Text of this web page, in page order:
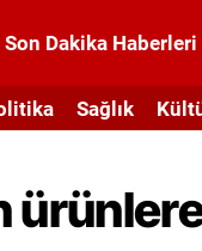
Son Dakika Haberleri
Sağlık